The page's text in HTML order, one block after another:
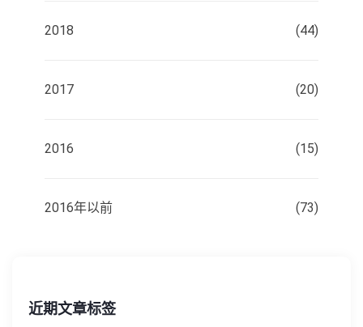
2018 (44)
2017 (20)
2016 (15)
2016年以前 (73)
近期文章标签